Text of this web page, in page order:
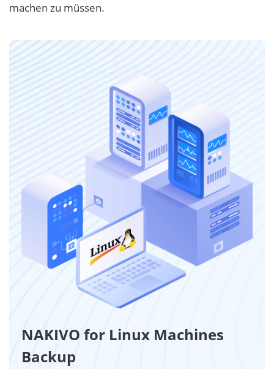
machen zu müssen.
NAKIVO for Linux Machines
Backup